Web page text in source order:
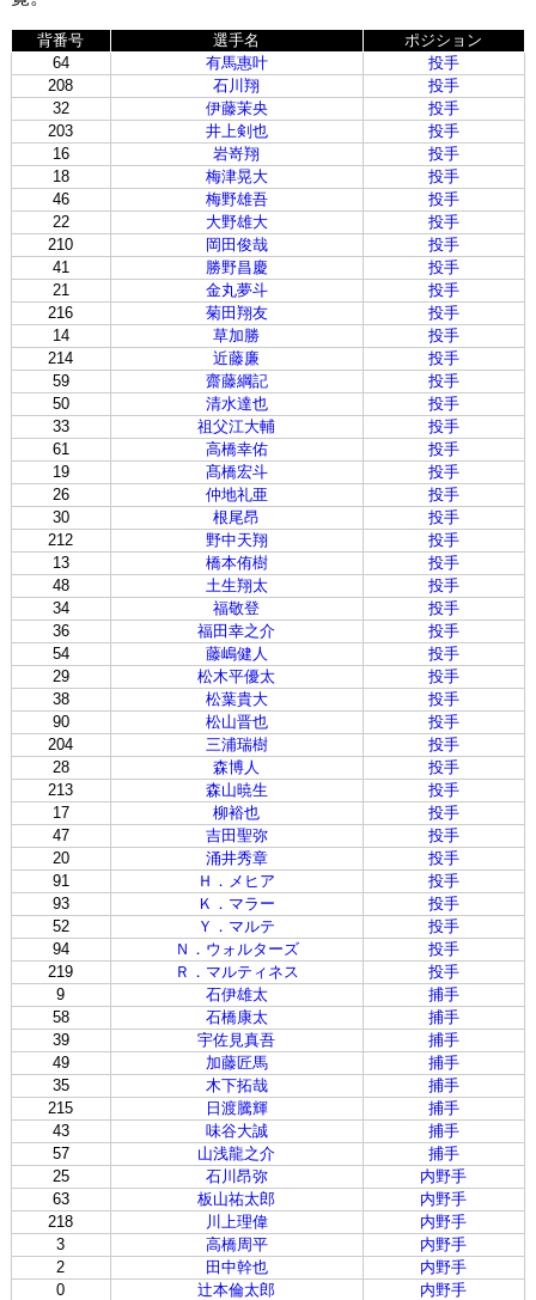
背番号 選手名
ポジション
64
有馬惠叶
投手
208
石川翔
投手
32
伊藤茉央
投手
203
井上剣也
投手
16
岩嵜翔
投手
18
梅津晃大
投手
46
梅野雄吾
投手
22
大野雄大
投手
210
岡田俊哉
投手
41
勝野昌慶
投手
21
金丸夢斗
投手
216
菊田翔友
投手
14
草加勝
投手
214
近藤廉
投手
59
齋藤綱記
投手
50
清水達也
投手
33
祖父江大輔
投手
61
高橋幸佑
投手
19
髙橋宏斗
投手
26
仲地礼亜
投手
30
根尾昂
投手
212
野中天翔
投手
13
橋本侑樹
投手
48
土生翔太
投手
34
福敬登
投手
36
福田幸之介
投手
54
藤嶋健人
投手
29
松木平優太
投手
38
松葉貴大
投手
90
松山晋也
投手
204
三浦瑞樹
投手
28
森博人
投手
213
森山暁生
投手
17
柳裕也
投手
47
吉田聖弥
投手
20
涌井秀章
投手
91
Ｈ．メヒア
投手
93
Ｋ．マラー
投手
52
Ｙ．マルテ
投手
94
Ｎ．ウォルターズ
投手
219
Ｒ．マルティネス
投手
9
石伊雄太
捕手
58
石橋康太
捕手
39
宇佐見真吾
捕手
49
加藤匠馬
捕手
35
木下拓哉
捕手
215
日渡騰輝
捕手
43
味谷大誠
捕手
57
山浅龍之介
捕手
25
石川昂弥
内野手
63
板山祐太郎
内野手
218
川上理偉
内野手
3
高橋周平
内野手
2
田中幹也
内野手
0
辻本倫太郎
内野手